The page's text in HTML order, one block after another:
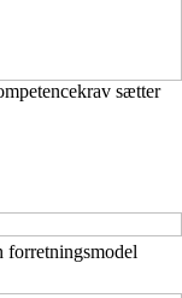
sætter
forretningsmodel